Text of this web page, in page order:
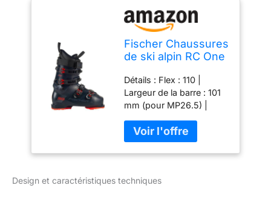
Fischer Chaussures
de ski alpin RC One
Modèle 2024 - On
Piste Allmountain -
Pour les
conducteurs
confirmés à bons
Détails : Flex : 110 |
Largeur de la barre : 101
mm (pour MP26.5) |
MP26.5) | Public cible :
avancé à bon
conducteur | Terrain : sur
MP27.5 EU 42 2/3
Design et caractéristiques techniques